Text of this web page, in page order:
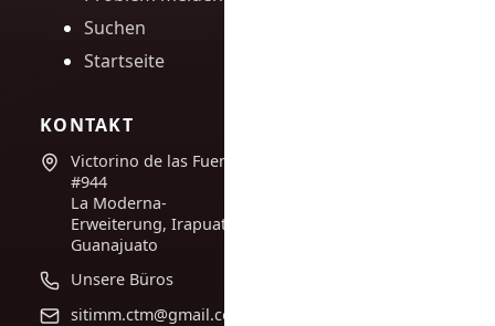
Suchen
Startseite
KONTAKT
Victorino de las Fuentes
#944
La Moderna-
Erweiterung, Irapuato,
Guanajuato
Unsere Büros
sitimm.ctm@gmail.com